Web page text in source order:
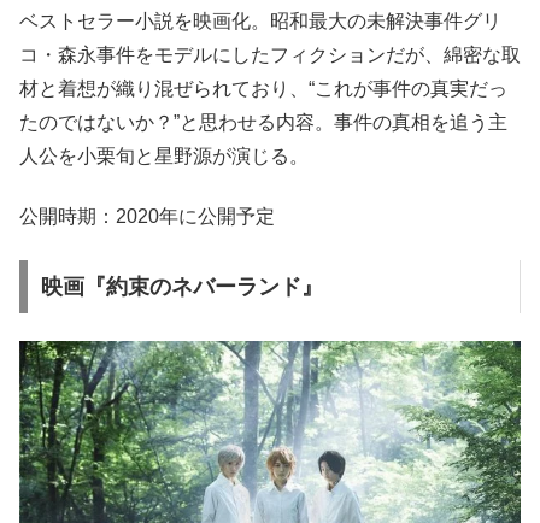
ベストセラー小説を映画化。昭和最大の未解決事件グリ
コ・森永事件をモデルにしたフィクションだが、綿密な取
材と着想が織り混ぜられており、“これが事件の真実だっ
たのではないか？”と思わせる内容。事件の真相を追う主
人公を小栗旬と星野源が演じる。
公開時期：2020年に公開予定
映画『約束のネバーランド』